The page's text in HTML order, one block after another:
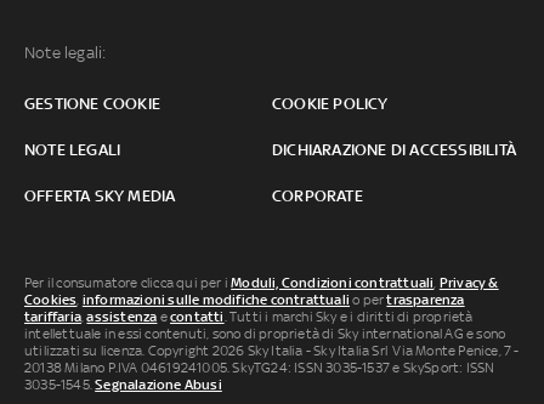
Note legali:
GESTIONE COOKIE COOKIE POLICY
NOTE LEGALI DICHIARAZIONE DI ACCESSIBILITÀ
OFFERTA SKY MEDIA CORPORATE
Per il consumatore clicca qui per iModuli, Condizioni contrattuali, Privacy &
Cookies, informazioni sulle modifiche contrattuali o pertrasparenza
tariffaria,assistenza econtatti. Tutti i marchi Sky e i diritti di proprietà
intellettuale in essi contenuti, sono di proprietà di Sky international AG e sono
utilizzati su licenza. Copyright 2026 Sky Italia - Sky Italia Srl Via Monte Penice, 7 -
20138 Milano P.IVA 04619241005. SkyTG24: ISSN 3035-1537 e SkySport: ISSN
3035-1545.Segnalazione Abusi